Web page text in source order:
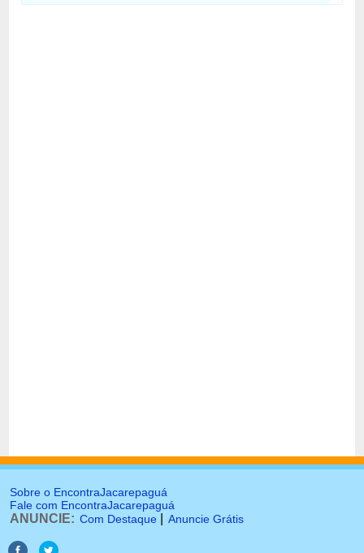
Sobre o EncontraJacarepaguá
Fale com EncontraJacarepaguá
ANUNCIE: Com Destaque Anuncie Grátis